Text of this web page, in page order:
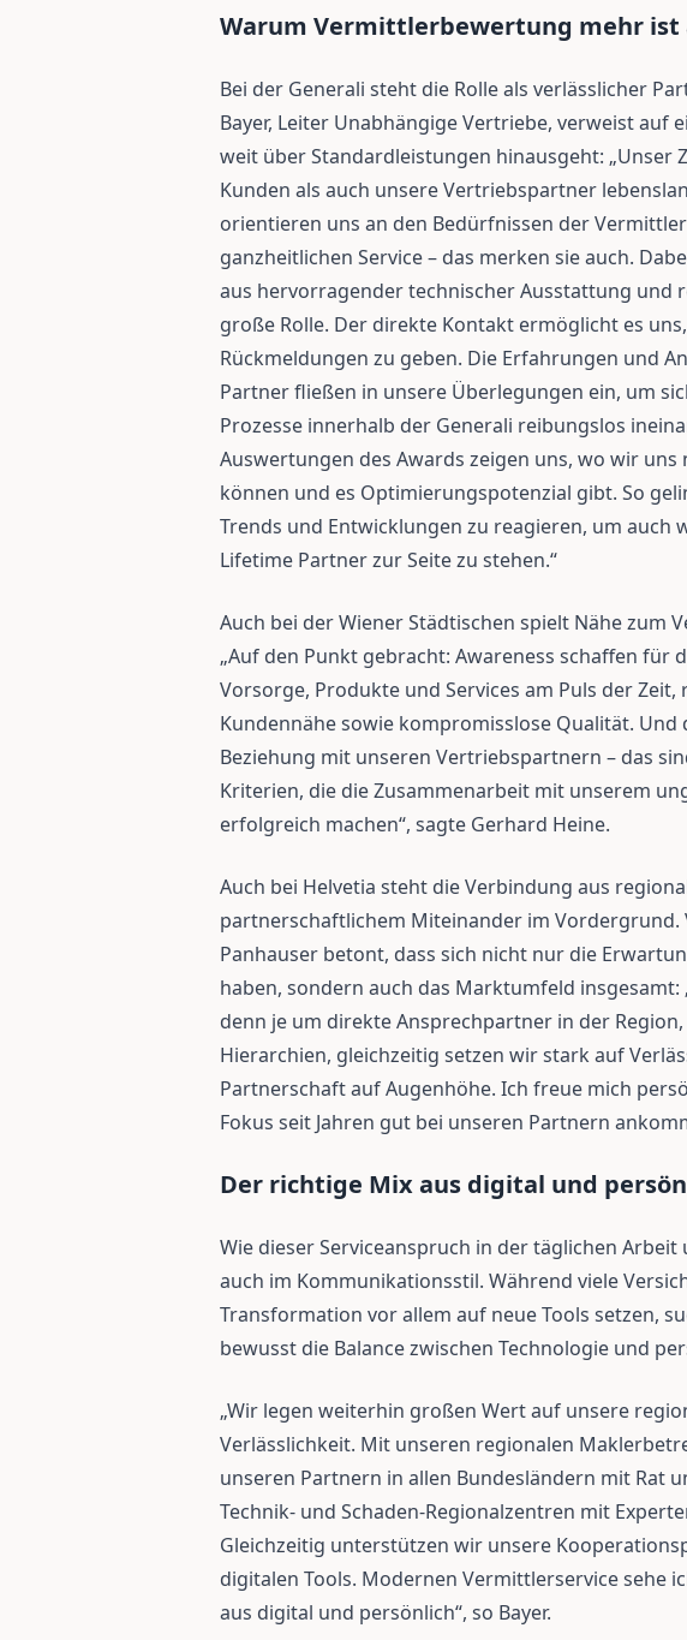
Warum Vermittlerbewertung mehr ist
Bei der Generali steht die Rolle als verlässlicher
Bayer, Leiter Unabhängige Vertriebe, verweist auf
weit über Standardleistungen hinausgeht: „Unser
Kunden als auch unsere Vertriebspartner
orientieren uns an den Bedürfnissen der
ganzheitlichen Service – das merken sie auch.
aus hervorragender technischer Ausstattung und
große Rolle. Der direkte Kontakt ermöglicht es
Rückmeldungen zu geben. Die Erfahrungen und
Partner fließen in unsere Überlegungen ein, um
Prozesse innerhalb der Generali reibungslos
Auswertungen des Awards zeigen uns, wo wir
können und es Optimierungspotenzial gibt. So
Trends und Entwicklungen zu reagieren, um auch
Lifetime Partner zur Seite zu stehen.“
Auch bei der Wiener Städtischen spielt Nähe zum
„Auf den Punkt gebracht: Awareness schaffen für
Vorsorge, Produkte und Services am Puls der Zeit,
Kundennähe sowie kompromisslose Qualität. Und
Beziehung mit unseren Vertriebspartnern – das
Kriterien, die die Zusammenarbeit mit unserem
erfolgreich machen“, sagte Gerhard Heine.
Auch bei Helvetia steht die Verbindung aus
partnerschaftlichem Miteinander im Vordergrund.
Panhauser betont, dass sich nicht nur die
haben, sondern auch das Marktumfeld insgesamt:
denn je um direkte Ansprechpartner in der
Hierarchien, gleichzeitig setzen wir stark auf
Partnerschaft auf Augenhöhe. Ich freue mich
Fokus seit Jahren gut bei unseren Partnern
Der richtige Mix aus digital und
Wie dieser Serviceanspruch in der täglichen
auch im Kommunikationsstil. Während viele
Transformation vor allem auf neue Tools setzen,
bewusst die Balance zwischen Technologie und
„Wir legen weiterhin großen Wert auf unsere
Verlässlichkeit. Mit unseren regionalen
unseren Partnern in allen Bundesländern mit Rat
Technik- und Schaden-Regionalzentren mit
Gleichzeitig unterstützen wir unsere
digitalen Tools. Modernen Vermittlerservice sehe
aus digital und persönlich“, so Bayer.